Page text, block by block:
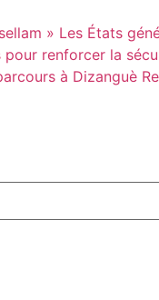
» Les États
renforcer la
à Dizanguè